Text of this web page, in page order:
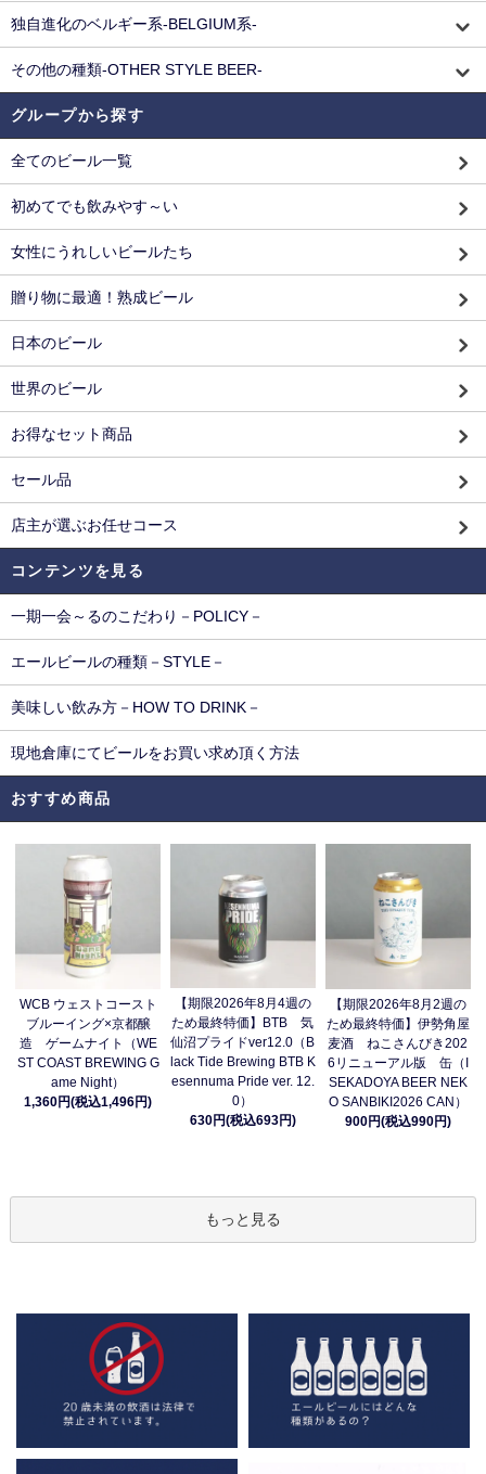
独自進化のベルギー系-BELGIUM系-
その他の種類-OTHER STYLE BEER-
グループから探す
全てのビール一覧
初めてでも飲みやす～い
女性にうれしいビールたち
贈り物に最適！熟成ビール
日本のビール
世界のビール
お得なセット商品
セール品
店主が選ぶお任せコース
コンテンツを見る
一期一会～るのこだわり－POLICY－
エールビールの種類－STYLE－
美味しい飲み方－HOW TO DRINK－
現地倉庫にてビールをお買い求め頂く方法
おすすめ商品
WCB ウェストコースト
ブルーイング×京都醸
造 ゲームナイト（WE
ST COAST BREWING G
ame Night）
1,360円(税込1,496円)
【期限2026年8月4週の
ため最終特価】BTB 気
仙沼プライドver12.0（B
lack Tide Brewing BTB K
esennuma Pride ver. 12.
0）
630円(税込693円)
【期限2026年8月2週の
ため最終特価】伊勢角屋
麦酒 ねこさんびき202
6リニューアル版 缶（I
SEKADOYA BEER NEK
O SANBIKI2026 CAN）
900円(税込990円)
もっと見る